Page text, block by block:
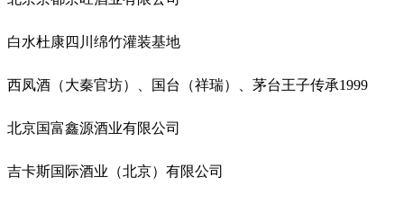
白水杜康四川绵竹灌装基地
西凤酒（大秦官坊）、国台（祥瑞）、茅台王子传承1999
北京国富鑫源酒业有限公司
吉卡斯国际酒业（北京）有限公司